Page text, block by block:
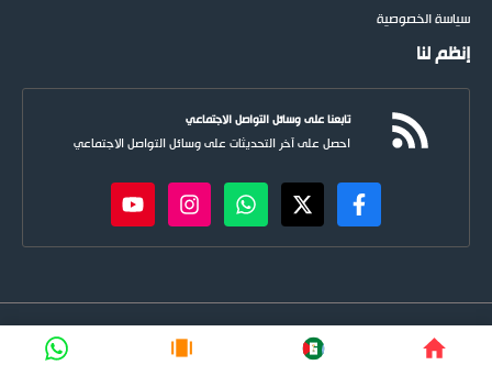
سياسة الخصوصية
إنظم لنا
تابعنا على وسائل التواصل الاجتماعي
احصل على آخر التحديثات على وسائل التواصل الاجتماعي
newspoots.com • جميع الحقوق © محفوظة لموقع